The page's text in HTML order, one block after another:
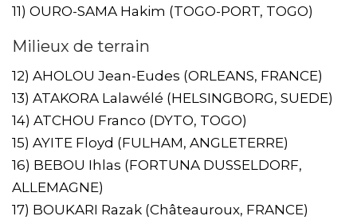
11) OURO-SAMA Hakim (TOGO-PORT, TOGO)
Milieux de terrain
12) AHOLOU Jean-Eudes (ORLEANS, FRANCE)
13) ATAKORA Lalawélé (HELSINGBORG, SUEDE)
14) ATCHOU Franco (DYTO, TOGO)
15) AYITE Floyd (FULHAM, ANGLETERRE)
16) BEBOU Ihlas (FORTUNA DUSSELDORF,
ALLEMAGNE)
17) BOUKARI Razak (Châteauroux, FRANCE)